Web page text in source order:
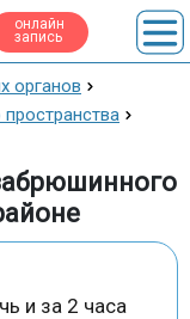
онлайн
запись
органов
и за 2 часа